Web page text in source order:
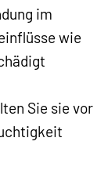
im
wie
Sie sie vor